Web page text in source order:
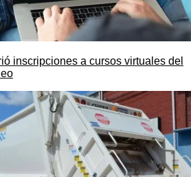
inscripciones a cursos virtuales del